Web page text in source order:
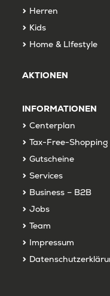
Herren
Kids
Home & LIfestyle
AKTIONEN
INFORMATIONEN
Centerplan
Tax-Free-Shopping
Gutscheine
Services
Business – B2B
Jobs
Team
Impressum